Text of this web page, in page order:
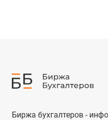
Биржа бухгалтеров -